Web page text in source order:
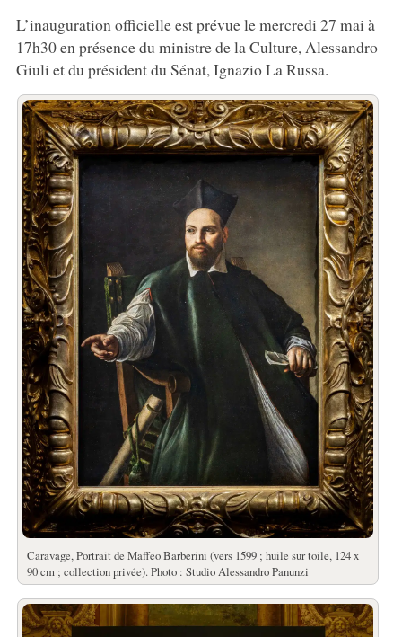
L’inauguration officielle est prévue le mercredi 27 mai à
17h30 en présence du ministre de la Culture, Alessandro
Giuli et du président du Sénat, Ignazio La Russa.
Caravage, Portrait de Maffeo Barberini (vers 1599 ; huile sur toile, 124 x
90 cm ; collection privée). Photo : Studio Alessandro Panunzi